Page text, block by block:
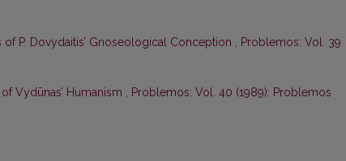
P. Dovydaitis’ Gnoseological Conception , Problemos: Vol. 39
Vydūnas’ Humanism , Problemos: Vol. 40 (1989): Problemos